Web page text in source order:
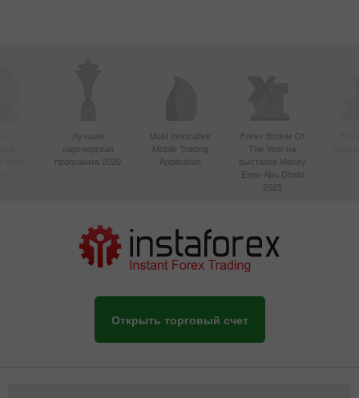
Лучшая
партнерская
программа 2020
Most Innovative
Mobile Trading
Application
Forex Broker Of
The Year на
выставке Money
Expo Abu Dhabi
2025
Открыть торговый счет